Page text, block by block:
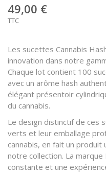
49,00 €
TTC
Les sucettes Cannabis
innovation dans notre
Chaque lot contient 100
avec un arôme hash
élégant présentoir
du cannabis.
Le design distinctif de ces
verts et leur emballage
cannabis, en fait un produit
notre collection. La
constante et une